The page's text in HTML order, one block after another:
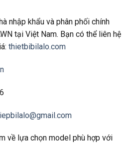
nhập khẩu và phân phối chính
tại Việt Nam. Bạn có thể liên hệ
thietbibilalo.com
về lựa chọn model phù hợp với